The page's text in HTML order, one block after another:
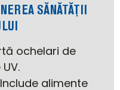
SĂNĂTĂȚII
ochelari de
Include alimente